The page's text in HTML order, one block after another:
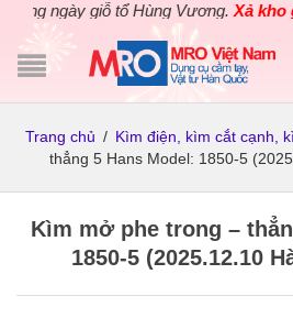
ngày giỗ tổ Hùng Vương.Xả kho
Trang chủ / Kìm điện, kìm cắt cạnh,
thẳng 5 Hans Model: 1850-5
Kìm mở phe trong –
1850-5 (2025.12.10